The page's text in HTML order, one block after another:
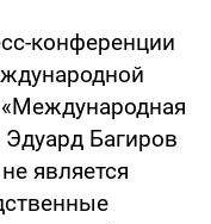
конференции
Багиров
является